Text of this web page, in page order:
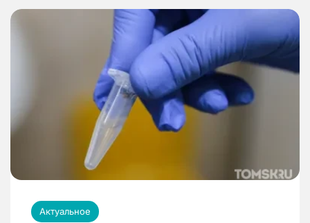
Актуальное